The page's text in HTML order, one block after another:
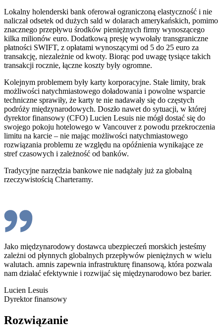
Lokalny holenderski bank oferował ograniczoną elastyczność i nie
naliczał odsetek od dużych sald w dolarach amerykańskich, pomimo
znacznego przepływu środków pieniężnych firmy wynoszącego
kilka milionów euro. Dodatkową presję wywołały transgraniczne
płatności SWIFT, z opłatami wynoszącymi od 5 do 25 euro za
transakcję, niezależnie od kwoty. Biorąc pod uwagę tysiące takich
transakcji rocznie, łączne koszty były ogromne.
Kolejnym problemem były karty korporacyjne. Stałe limity, brak
możliwości natychmiastowego doładowania i powolne wsparcie
techniczne sprawiły, że karty te nie nadawały się do częstych
podróży międzynarodowych. Doszło nawet do sytuacji, w której
dyrektor finansowy (CFO) Lucien Lesuis nie mógł dostać się do
swojego pokoju hotelowego w Vancouver z powodu przekroczenia
limitu na karcie – nie mając możliwości natychmiastowego
rozwiązania problemu ze względu na opóźnienia wynikające ze
stref czasowych i zależność od banków.
Tradycyjne narzędzia bankowe nie nadążały już za globalną
rzeczywistością Charteramy.
Jako międzynarodowy dostawca ubezpieczeń morskich jesteśmy
zależni od płynnych globalnych przepływów pieniężnych w wielu
walutach. amnis zapewnia infrastrukturę finansową, która pozwala
nam działać efektywnie i rozwijać się międzynarodowo bez barier.
Lucien Lesuis
Dyrektor finansowy
Rozwiązanie